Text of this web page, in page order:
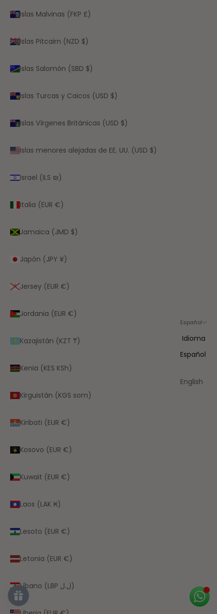
Islas Malvinas (FKP £)
Islas Pitcairn (NZD $)
Islas Salomón (SBD $)
Islas Turcas y Caicos (USD $)
Islas Vírgenes Británicas (USD $)
Islas menores alejadas de EE. UU. (USD $)
Israel (ILS ₪)
Italia (EUR €)
Jamaica (JMD $)
Japón (JPY ¥)
Jersey (EUR €)
Jordania (EUR €)
Kazajistán (KZT ₸)
Kenia (KES KSh)
Kirguistán (KGS som)
Kiribati (EUR €)
Kosovo (EUR €)
Kuwait (EUR €)
Laos (LAK ₭)
Lesoto (EUR €)
Letonia (EUR €)
Líbano (LBP ل.ل)
Español
Idioma
Español
English